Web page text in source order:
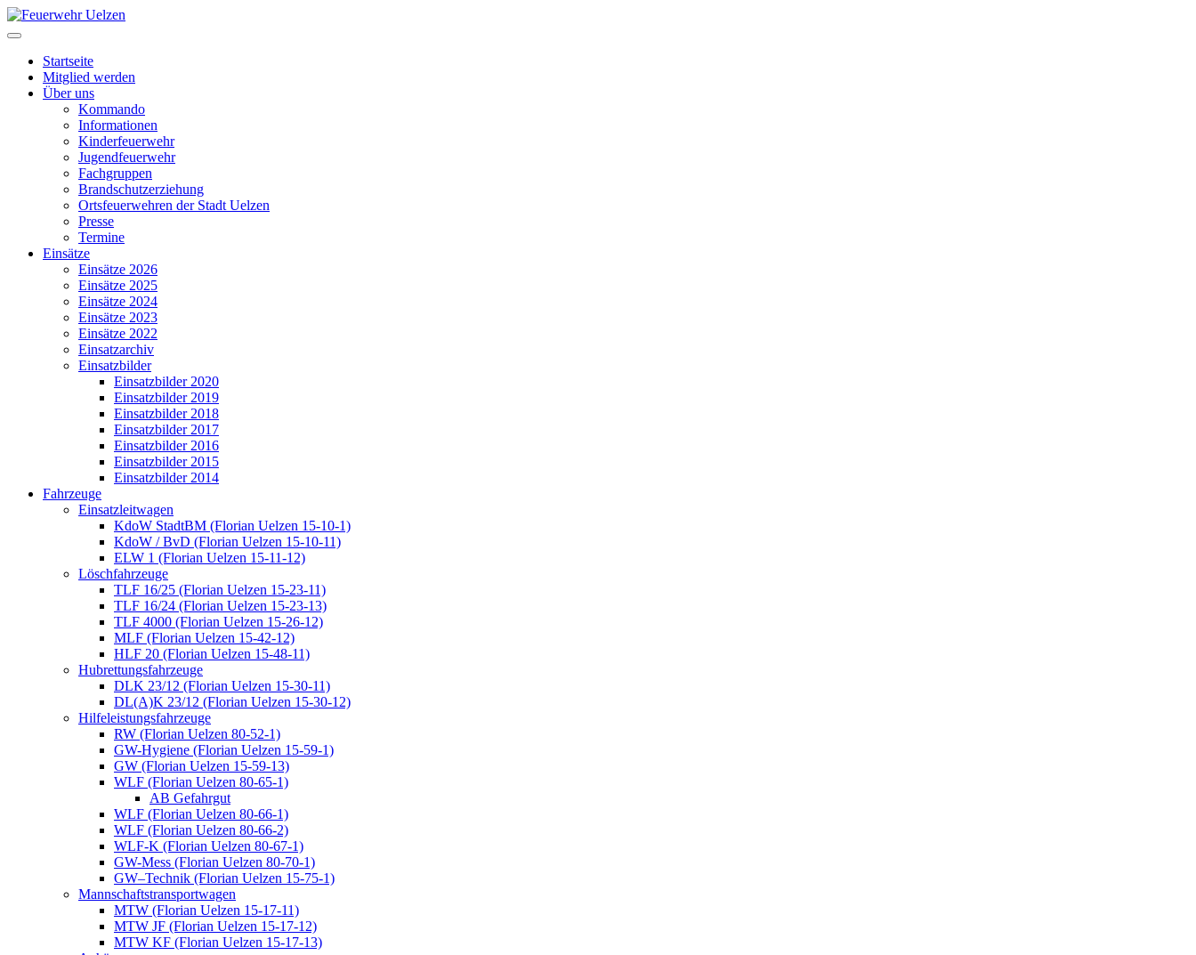
Startseite
Mitglied werden
Über uns
Kommando
Informationen
Kinderfeuerwehr
Jugendfeuerwehr
Fachgruppen
Brandschutzerziehung
Ortsfeuerwehren der Stadt Uelzen
Presse
Termine
Einsätze
Einsätze 2026
Einsätze 2025
Einsätze 2024
Einsätze 2023
Einsätze 2022
Einsatzarchiv
Einsatzbilder
Einsatzbilder 2020
Einsatzbilder 2019
Einsatzbilder 2018
Einsatzbilder 2017
Einsatzbilder 2016
Einsatzbilder 2015
Einsatzbilder 2014
Fahrzeuge
Einsatzleitwagen
KdoW StadtBM (Florian Uelzen 15-10-1)
KdoW / BvD (Florian Uelzen 15-10-11)
ELW 1 (Florian Uelzen 15-11-12)
Löschfahrzeuge
TLF 16/25 (Florian Uelzen 15-23-11)
TLF 16/24 (Florian Uelzen 15-23-13)
TLF 4000 (Florian Uelzen 15-26-12)
MLF (Florian Uelzen 15-42-12)
HLF 20 (Florian Uelzen 15-48-11)
Hubrettungsfahrzeuge
DLK 23/12 (Florian Uelzen 15-30-11)
DL(A)K 23/12 (Florian Uelzen 15-30-12)
Hilfeleistungsfahrzeuge
RW (Florian Uelzen 80-52-1)
GW-Hygiene (Florian Uelzen 15-59-1)
GW (Florian Uelzen 15-59-13)
WLF (Florian Uelzen 80-65-1)
AB Gefahrgut
WLF (Florian Uelzen 80-66-1)
WLF (Florian Uelzen 80-66-2)
WLF-K (Florian Uelzen 80-67-1)
GW-Mess (Florian Uelzen 80-70-1)
GW–Technik (Florian Uelzen 15-75-1)
Mannschaftstransportwagen
MTW (Florian Uelzen 15-17-11)
MTW JF (Florian Uelzen 15-17-12)
MTW KF (Florian Uelzen 15-17-13)